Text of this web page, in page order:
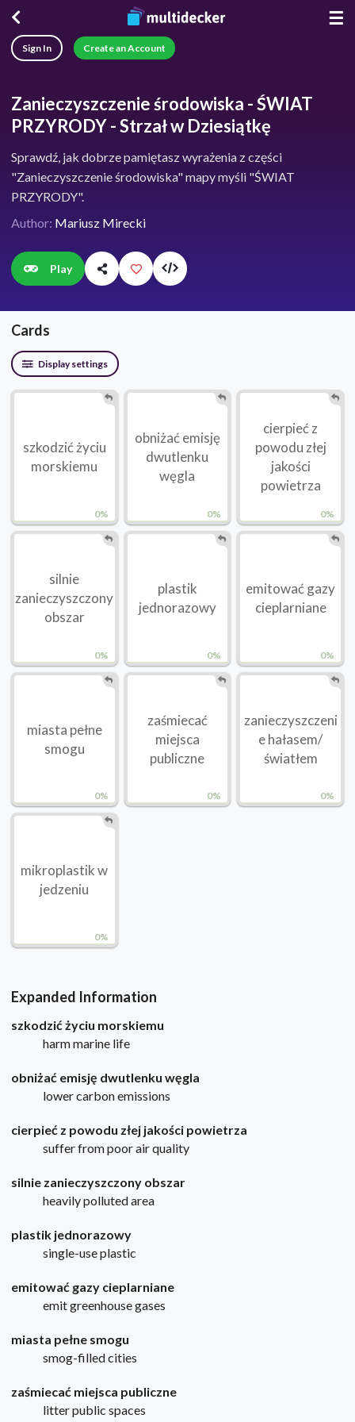
☰
Sign In Create an Account
Zanieczyszczenie środowiska - ŚWIAT
PRZYRODY - Strzał w Dziesiątkę
Sprawdź, jak dobrze pamiętasz wyrażenia z części
"Zanieczyszczenie środowiska" mapy myśli "ŚWIAT
PRZYRODY".
Author: Mariusz Mirecki
Play
Cards
Display settings
0%
szkodzić życiu
morskiemu
0%
obniżać emisję
dwutlenku
węgla
0%
cierpieć z
powodu złej
jakości
powietrza
0%
silnie
zanieczyszczony
obszar
0%
plastik
jednorazowy
0%
emitować gazy
cieplarniane
0%
miasta pełne
smogu
0%
zaśmiecać
miejsca
publiczne
0%
zanieczyszczeni
e hałasem/
światłem
0%
mikroplastik w
jedzeniu
Expanded Information
szkodzić życiu morskiemu
harm marine life
obniżać emisję dwutlenku węgla
lower carbon emissions
cierpieć z powodu złej jakości powietrza
suffer from poor air quality
silnie zanieczyszczony obszar
heavily polluted area
plastik jednorazowy
single-use plastic
emitować gazy cieplarniane
emit greenhouse gases
miasta pełne smogu
smog-filled cities
zaśmiecać miejsca publiczne
litter public spaces